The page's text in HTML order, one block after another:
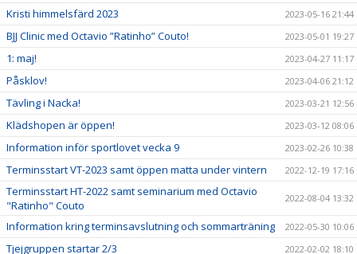
Kristi himmelsfärd 2023 2023-05-16 21:44
BJJ Clinic med Octavio ”Ratinho” Couto! 2023-05-01 19:27
1: maj! 2023-04-27 11:17
Påsklov! 2023-04-06 21:12
Tävling i Nacka! 2023-03-21 12:56
Klädshopen är öppen! 2023-03-12 08:06
Information inför sportlovet vecka 9 2023-02-26 10:38
Terminsstart VT-2023 samt öppen matta under vintern 2022-12-19 17:16
Terminsstart HT-2022 samt seminarium med Octavio
"Ratinho" Couto
2022-08-04 13:32
Information kring terminsavslutning och sommarträning 2022-05-30 10:06
Tjejgruppen startar 2/3 2022-02-02 18:10